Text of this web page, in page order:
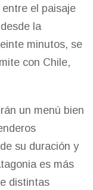
el paisaje
la
minutos, se
con Chile,
un menú bien
su duración y
es más
distintas